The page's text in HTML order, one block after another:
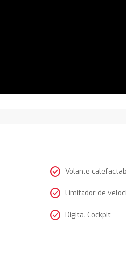
check_circle Volante
check_circle Limitador de
check_circle Digital Cockpit